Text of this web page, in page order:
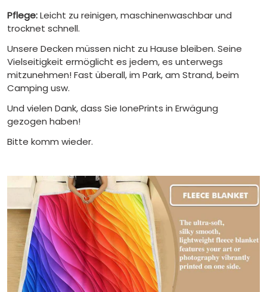
Pflege:Leicht zu reinigen, maschinenwaschbar und
trocknet schnell.
Unsere Decken müssen nicht zu Hause bleiben. Seine
Vielseitigkeit ermöglicht es jedem, es unterwegs
mitzunehmen! Fast überall, im Park, am Strand, beim
Camping usw.
Und vielen Dank, dass Sie IonePrints in Erwägung
gezogen haben!
Bitte komm wieder.